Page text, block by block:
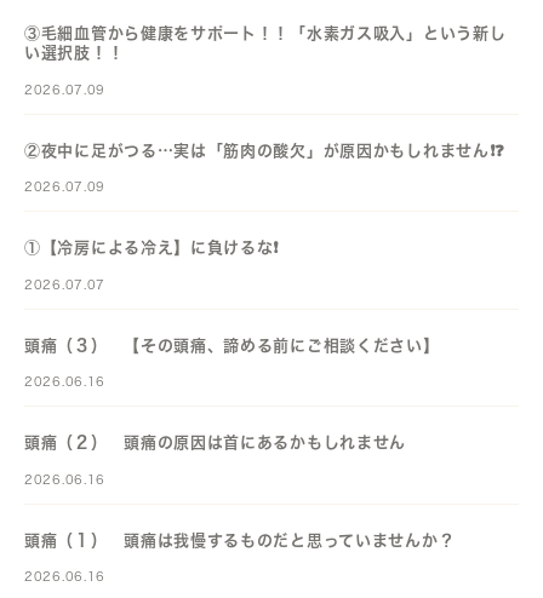
③毛細血管から健康をサポート！！「水素ガス吸入」という新し
い選択肢！！
2026.07.09
②夜中に足がつる…実は「筋肉の酸欠」が原因かもしれません❗️❓️
2026.07.09
①【冷房による冷え】に負けるな❗️
2026.07.07
頭痛（３） 【その頭痛、諦める前にご相談ください】
2026.06.16
頭痛（２） 頭痛の原因は首にあるかもしれません
2026.06.16
頭痛（１） 頭痛は我慢するものだと思っていませんか？
2026.06.16